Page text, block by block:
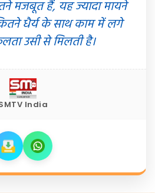
मजबूत हैं, यह ज्यादा मायने
धैर्य के साथ काम में लगे
उसी से मिलती है।
India